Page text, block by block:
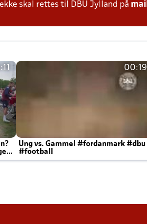
skal rettes til DBU Jylland på mail
00:19
Ung vs. Gammel #fordanmark #dbu
#football